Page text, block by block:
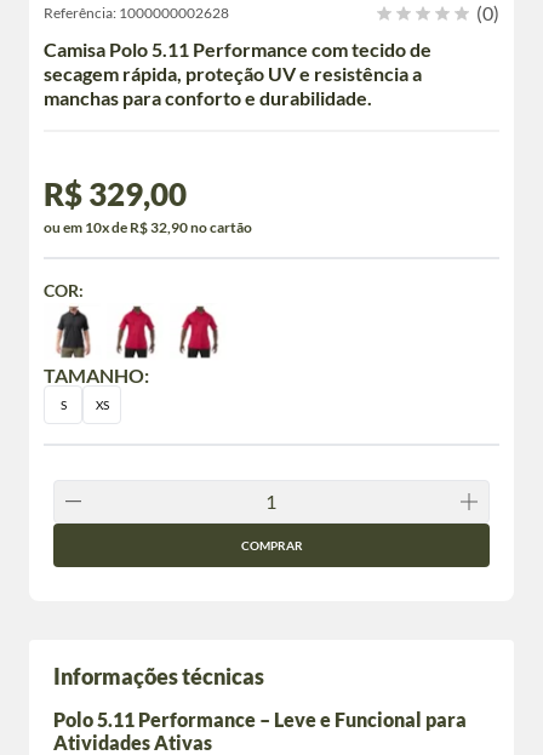
Referência: 1000000002628
(0)
Camisa Polo 5.11 Performance com tecido de
secagem rápida, proteção UV e resistência a
manchas para conforto e durabilidade.
R$ 329,00
ou em 10x de R$ 32,90 no cartão
TAMANHO:
S XS
COR:
COMPRAR
Informações técnicas
Polo 5.11 Performance – Leve e Funcional para
Atividades Ativas